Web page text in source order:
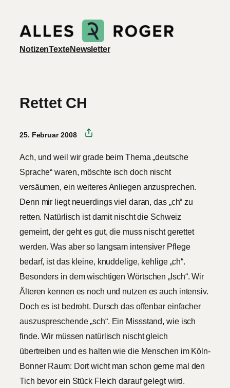
Inhalt
springen
NotizenTexteNewsletter
Rettet CH
25. Februar 2008
Ach, und weil wir grade beim Thema „deutsche
Sprache“ waren, möschte isch doch nischt
versäumen, ein weiteres Anliegen anzusprechen.
Denn mir liegt neuerdings viel daran, das „ch“ zu
retten. Natürlisch ist damit nischt die Schweiz
gemeint, der geht es gut, die muss nischt gerettet
werden. Was aber so langsam intensiver Pflege
bedarf, ist das kleine, knuddelige, kehlige „ch“.
Besonders in dem wischtigen Wörtschen „Isch“. Wir
Älteren kennen es noch und nutzen es auch intensiv.
Doch es ist bedroht. Dursch das offenbar einfacher
auszuspreschende „sch“. Ein Missstand, wie isch
finde. Wir müssen natürlisch nischt gleich
übertreiben und es halten wie die Menschen im Köln-
Bonner Raum: Dort wicht man schon gerne mal den
Tich bevor ein Stück Fleich darauf gelegt wird.